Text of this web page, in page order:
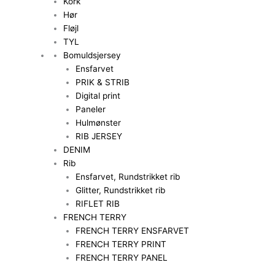
Hør
Fløjl
TYL
Bomuldsjersey
Ensfarvet
PRIK & STRIB
Digital print
Paneler
Hulmønster
RIB JERSEY
DENIM
Rib
Ensfarvet, Rundstrikket rib
Glitter, Rundstrikket rib
RIFLET RIB
FRENCH TERRY
FRENCH TERRY ENSFARVET
FRENCH TERRY PRINT
FRENCH TERRY PANEL